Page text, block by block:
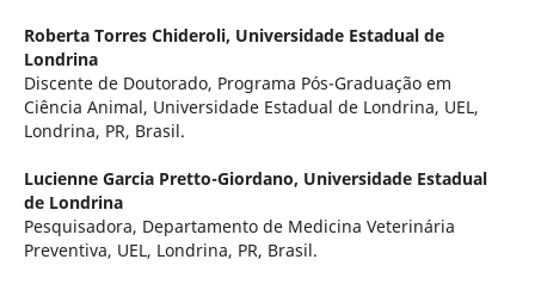
Roberta Torres Chideroli, Universidade Estadual de
Londrina
Discente de Doutorado, Programa Pós-Graduação em
Ciência Animal, Universidade Estadual de Londrina, UEL,
Londrina, PR, Brasil.
Lucienne Garcia Pretto-Giordano, Universidade Estadual
de Londrina
Pesquisadora, Departamento de Medicina Veterinária
Preventiva, UEL, Londrina, PR, Brasil.